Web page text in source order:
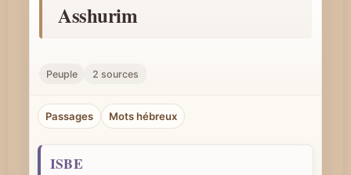
c
n
Asshurim
Peuple 2 sources
Passages Mots hébreux
ISBE